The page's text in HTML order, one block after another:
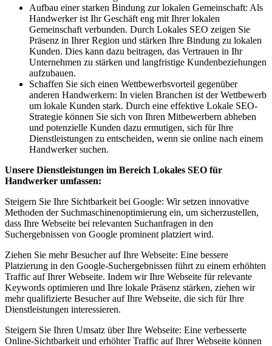
Aufbau einer starken Bindung zur lokalen Gemeinschaft: Als
Handwerker ist Ihr Geschäft eng mit Ihrer lokalen
Gemeinschaft verbunden. Durch Lokales SEO zeigen Sie
Präsenz in Ihrer Region und stärken Ihre Bindung zu lokalen
Kunden. Dies kann dazu beitragen, das Vertrauen in Ihr
Unternehmen zu stärken und langfristige Kundenbeziehungen
aufzubauen.
Schaffen Sie sich einen Wettbewerbsvorteil gegenüber
anderen Handwerkern: In vielen Branchen ist der Wettbewerb
um lokale Kunden stark. Durch eine effektive Lokale SEO-
Strategie können Sie sich von Ihren Mitbewerbern abheben
und potenzielle Kunden dazu ermutigen, sich für Ihre
Dienstleistungen zu entscheiden, wenn sie online nach einem
Handwerker suchen.
Unsere Dienstleistungen im Bereich Lokales SEO für
Handwerker umfassen:
Steigern Sie Ihre Sichtbarkeit bei Google: Wir setzen innovative
Methoden der Suchmaschinenoptimierung ein, um sicherzustellen,
dass Ihre Webseite bei relevanten Suchanfragen in den
Suchergebnissen von Google prominent platziert wird.
Ziehen Sie mehr Besucher auf Ihre Webseite: Eine bessere
Platzierung in den Google-Suchergebnissen führt zu einem erhöhten
Traffic auf Ihrer Webseite. Indem wir Ihre Webseite für relevante
Keywords optimieren und Ihre lokale Präsenz stärken, ziehen wir
mehr qualifizierte Besucher auf Ihre Webseite, die sich für Ihre
Dienstleistungen interessieren.
Steigern Sie Ihren Umsatz über Ihre Webseite: Eine verbesserte
Online-Sichtbarkeit und erhöhter Traffic auf Ihrer Webseite können